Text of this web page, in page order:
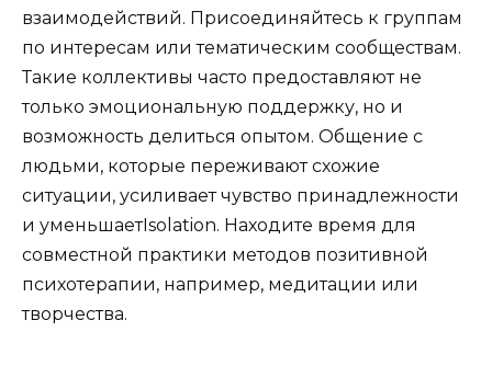
взаимодействий. Присоединяйтесь к группам
по интересам или тематическим сообществам.
Такие коллективы часто предоставляют не
только эмоциональную поддержку, но и
возможность делиться опытом. Общение с
людьми, которые переживают схожие
ситуации, усиливает чувство принадлежности
и уменьшаетIsolation. Находите время для
совместной практики методов позитивной
психотерапии, например, медитации или
творчества.